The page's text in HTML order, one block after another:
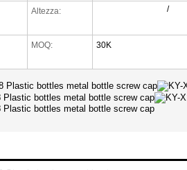
Altezza: /
MOQ: 30K